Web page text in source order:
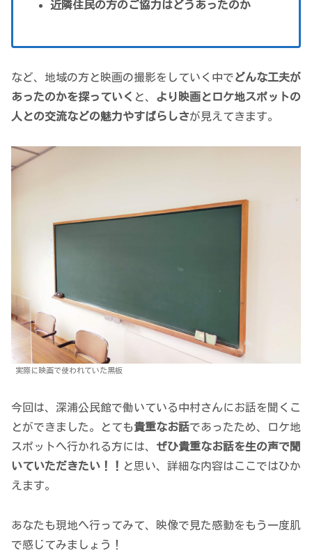
近隣住民の方のご協力はどうあったのか
など、地域の方と映画の撮影をしていく中でどんな工夫が
あったのかを探っていく と、 より映画とロケ地スポットの
人との交流などの魅力やすばらしさが見えてきます。
実際に映画で使われていた黒板
今回は、深浦公民館で働いている中村さんにお話を聞くこ
とができました。とても貴重なお話であったため、ロケ地
スポットへ行かれる方には、 ぜひ貴重なお話を生の声で聞
いていただきたい！！ と思い、詳細な内容はここではひか
えます。
あなたも現地へ行ってみて、映像で見た感動をもう一度肌
で感じてみましょう！